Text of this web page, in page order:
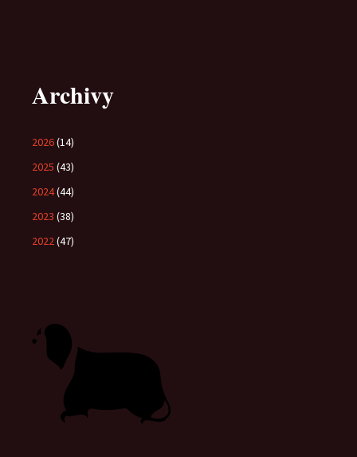
Archivy
2026(14)
2025 (43)
2024(44)
2023 (38)
2022(47)